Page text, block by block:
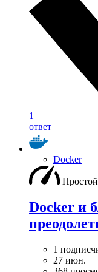
1
ответ
Docker
Простой
Docker и
1
27 июн.